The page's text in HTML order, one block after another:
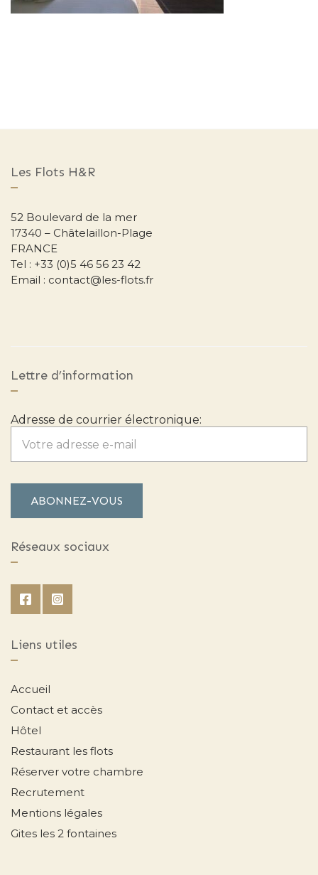
Les Flots H&R
52 Boulevard de la mer
17340 – Châtelaillon-Plage
FRANCE
Tel : +33 (0)5 46 56 23 42
Email : contact@les-flots.fr
Lettre d’information
Adresse de courrier électronique:
Réseaux sociaux
Liens utiles
Accueil
Contact et accès
Hôtel
Restaurant les flots
Réserver votre chambre
Recrutement
Mentions légales
Gites les 2 fontaines